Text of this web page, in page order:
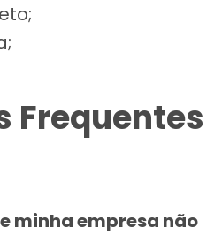
Frequentes
minha empresa não